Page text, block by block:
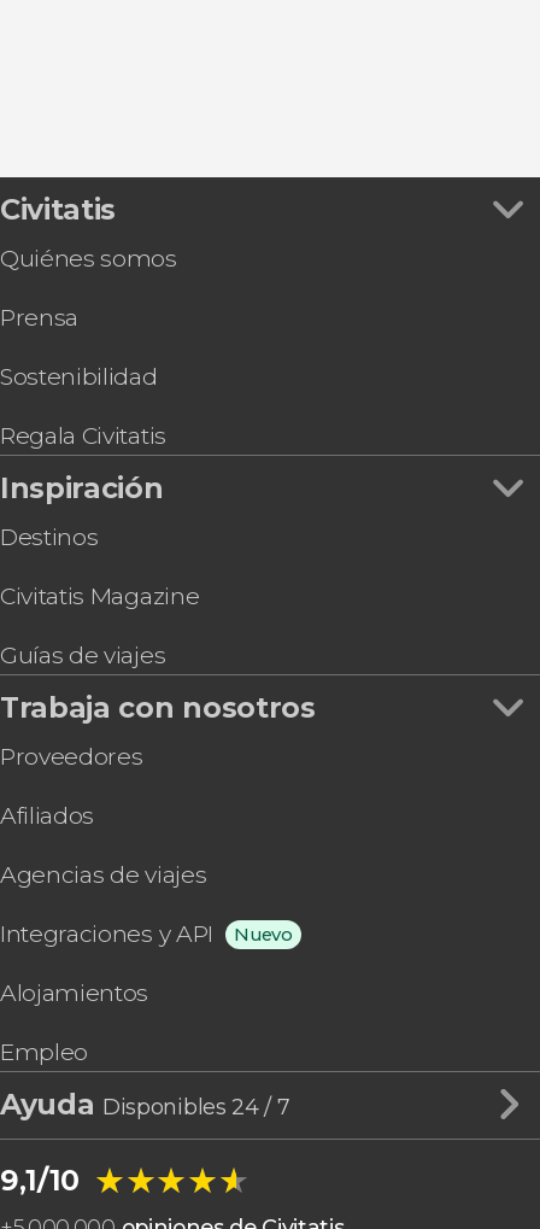
Civitatis
Quiénes somos
Prensa
Sostenibilidad
Regala Civitatis
Inspiración
Destinos
Civitatis Magazine
Guías de viajes
Trabaja con nosotros
Proveedores
Afiliados
Agencias de viajes
Integraciones y API Nuevo
Alojamientos
Empleo
Ayuda Disponibles 24 / 7
9,1/10 ★★★★★
★★★★★